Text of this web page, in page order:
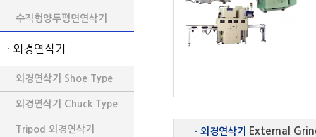
수직형양두평면연삭기
· 외경연삭기
외경연삭기 Shoe Type
외경연삭기 Chuck Type
Tripod 외경연삭기 · 외경연삭기 External